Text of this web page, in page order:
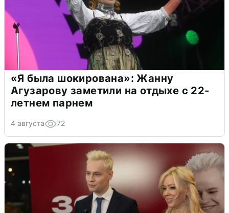
«Я была шокирована»: Жанну
Агузарову заметили на отдыхе с 22-
летнем парнем
4 августа 72